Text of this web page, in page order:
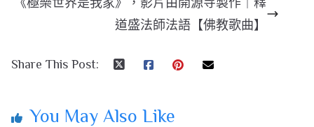
道盛法師法語【佛教歌曲】
Share This Post:
You May Also Like